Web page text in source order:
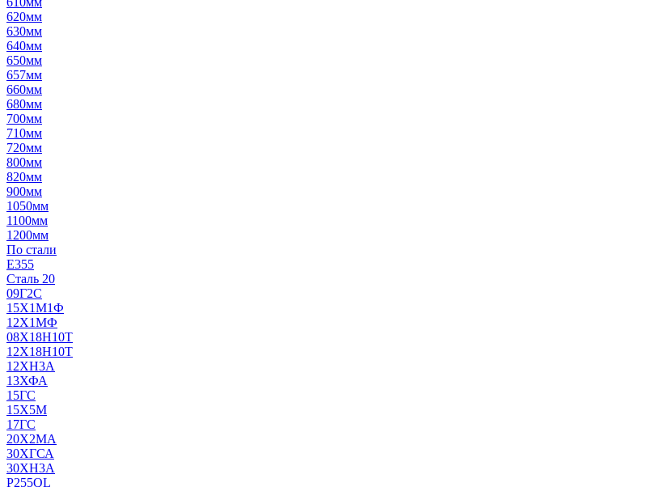
620мм
630мм
640мм
650мм
657мм
660мм
680мм
700мм
710мм
720мм
800мм
820мм
900мм
1050мм
1100мм
1200мм
По стали
E355
Сталь 20
09Г2С
15Х1М1Ф
12Х1МФ
08Х18Н10Т
12Х18Н10Т
12ХН3А
13ХФА
15ГС
15Х5М
17ГС
20Х2МА
30ХГСА
30ХН3А
P255QL